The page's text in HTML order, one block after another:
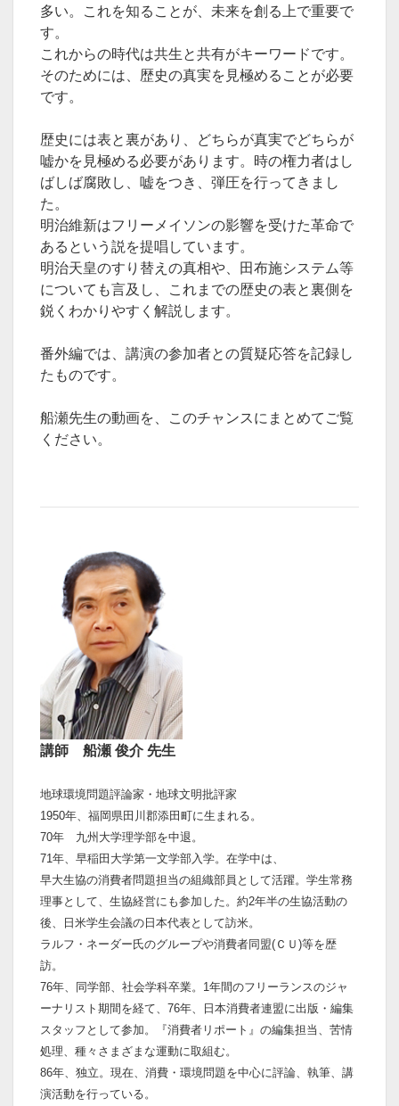
多い。これを知ることが、未来を創る上で重要で
す。
これからの時代は共生と共有がキーワードです。
そのためには、歴史の真実を見極めることが必要
です。
歴史には表と裏があり、どちらが真実でどちらが
嘘かを見極める必要があります。時の権力者はし
ばしば腐敗し、嘘をつき、弾圧を行ってきまし
た。
明治維新はフリーメイソンの影響を受けた革命で
あるという説を提唱しています。
明治天皇のすり替えの真相や、田布施システム等
についても言及し、これまでの歴史の表と裏側を
鋭くわかりやすく解説します。
番外編では、講演の参加者との質疑応答を記録し
たものです。
船瀬先生の動画を、このチャンスにまとめてご覧
ください。
講師 船瀬 俊介 先生
地球環境問題評論家・地球文明批評家
1950年、福岡県田川郡添田町に生まれる。
70年 九州大学理学部を中退。
71年、早稲田大学第一文学部入学。在学中は、
早大生協の消費者問題担当の組織部員として活躍。学生常務
理事として、生協経営にも参加した。約2年半の生協活動の
後、日米学生会議の日本代表として訪米。
ラルフ・ネーダー氏のグループや消費者同盟(ＣＵ)等を歴
訪。
76年、同学部、社会学科卒業。1年間のフリーランスのジャ
ーナリスト期間を経て、76年、日本消費者連盟に出版・編集
スタッフとして参加。『消費者リポート』の編集担当、苦情
処理、種々さまざまな運動に取組む。
86年、独立。現在、消費・環境問題を中心に評論、執筆、講
演活動を行っている。